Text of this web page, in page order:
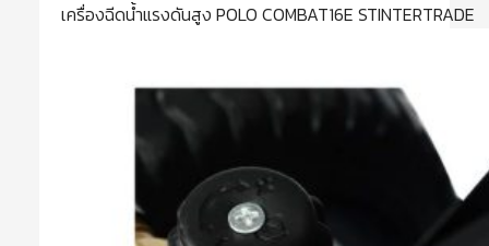
เครื่องฉีดน้ำแรงดันสูง POLO COMBAT16E STINTERTRADE